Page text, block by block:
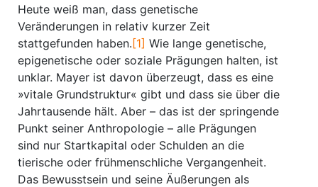
Heute weiß man, dass genetische
Veränderungen in relativ kurzer Zeit
stattgefunden haben. [1] Wie lange genetische,
epigenetische oder soziale Prägungen halten, ist
unklar. Mayer ist davon überzeugt, dass es eine
»vitale Grundstruktur« gibt und dass sie über die
Jahrtausende hält. Aber – das ist der springende
Punkt seiner Anthropologie – alle Prägungen
sind nur Startkapital oder Schulden an die
tierische oder frühmenschliche Vergangenheit.
Das Bewusstsein und seine Äußerungen als